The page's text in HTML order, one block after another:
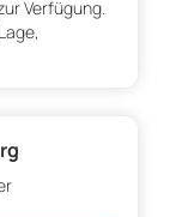
Verfügung.